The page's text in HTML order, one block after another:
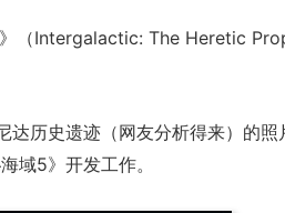
（Intergalactic: The Heretic
历史遗迹（网友分析得来）的
域5》开发工作。